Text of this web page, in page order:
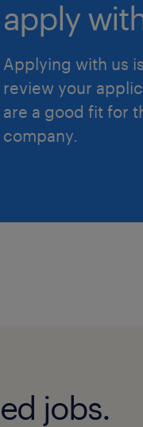
apply
Applying with us
review your
are a good fit for
company.
jobs.